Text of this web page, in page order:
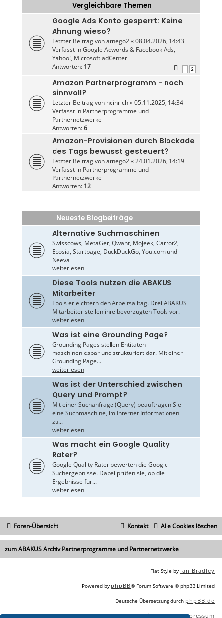
Vergleichbare Themen
Google Ads Konto gesperrt: Keine
Ahnung wieso?
Letzter Beitrag vonarnego2«08.04.2026, 14:43
Verfasst inGoogle Adwords & Facebook Ads,
Yahoo!, Microsoft adCenter
Antworten: 17 1 2
Amazon Partnerprogramm - noch
sinnvoll?
Letzter Beitrag von heinrich«05.11.2025, 14:34
Verfasst in Partnerprogramme und
Partnernetzwerke
Antworten:6
Amazon-Provisionen durch Blockade
des Tags bewusst gesteuert?
Letzter Beitrag vonarnego2«24.01.2026, 14:19
Verfasst in Partnerprogramme und
Partnernetzwerke
Antworten: 12
Neueste Blogbeiträge
Alternative Suchmaschinen
Swisscows, MetaGer, Qwant, Mojeek, Carrot2,
Ecosia, Startpage, DuckDuckGo, You.com und
Neeva
weiterlesen
Diese Tools nutzen die ABAKUS
Mitarbeiter
Tools erleichtern den Arbeitsalltag. Drei ABAKUS
Mitarbeiter stellen ihre bevorzugten Tools vor.
weiterlesen
Was ist eine Grounding Page?
Grounding Pages stellen Entitäten
maschinenlesbar und strukturiert dar. Mit einer
Grounding Page...
weiterlesen
Was ist der Unterschied zwischen
Query und Prompt?
Mit einer Suchanfrage (Query) beauftragen Sie
eine Suchmaschine, im Internet Informationen
zu...
weiterlesen
Was macht ein Google Quality
Rater?
Google Quality Rater bewerten die Google-
Suchergebnisse. Dabei prüfen sie, ob die
Ergebnisse für...
weiterlesen
Foren-Übersicht Alle Cookies löschen
Kontakt
zum ABAKUS Archiv Partnerprogramme und Partnernetzwerke
Flat Style by Ian Bradley
Powered by phpBB® Forum Software © phpBB Limited
Deutsche Übersetzung durch phpBB.de
Datenschutz|Nutzungsbedingungen|Impressum